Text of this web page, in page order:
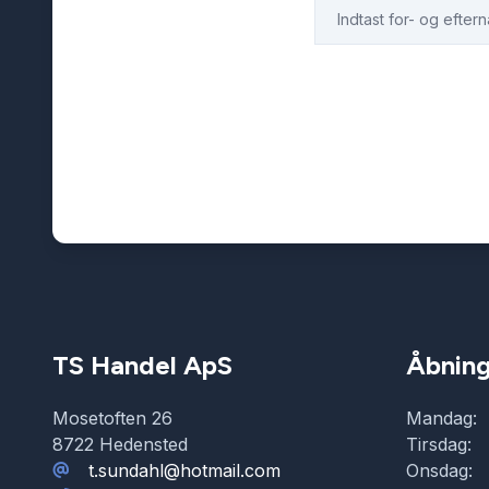
TS Handel ApS
Mosetoften 26
8722 Hedensted
t.sundahl@hotmail.com
Mandag:
Tirsdag:
Onsdag: